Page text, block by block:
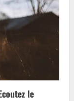
le